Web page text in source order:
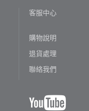
客服中心
購物說明
退貨處理
聯絡我們